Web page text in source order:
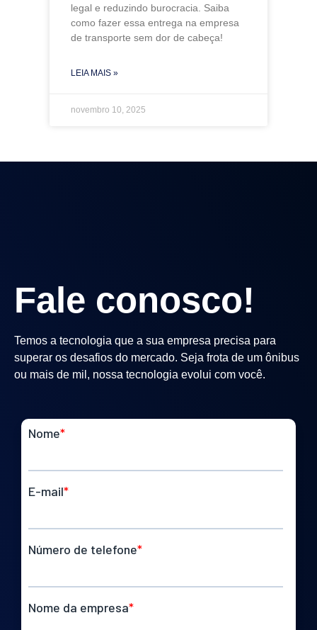
legal e reduzindo burocracia. Saiba
como fazer essa entrega na empresa
de transporte sem dor de cabeça!
LEIA MAIS »
novembro 10, 2025
Fale conosco!
Temos a tecnologia que a sua empresa precisa para
superar os desafios do mercado. Seja frota de um ônibus
ou mais de mil, nossa tecnologia evolui com você.